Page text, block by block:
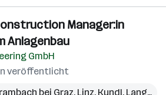
Manager:in
Anlagenbau
GmbH
veröffentlicht
bei Graz, Linz, Kundl, Langkampfen